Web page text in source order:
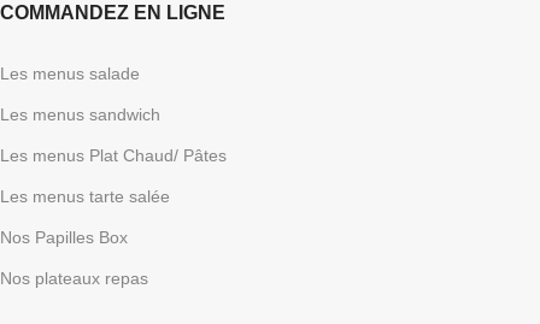
COMMANDEZ EN LIGNE
Les menus salade
Les menus sandwich
Les menus Plat Chaud/ Pâtes
Les menus tarte salée
Nos Papilles Box
Nos plateaux repas